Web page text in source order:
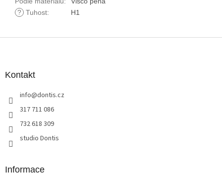
? Tuhost: H1
Kontakt
info@dontis.cz
317 711 086
732 618 309
studio Dontis
Informace